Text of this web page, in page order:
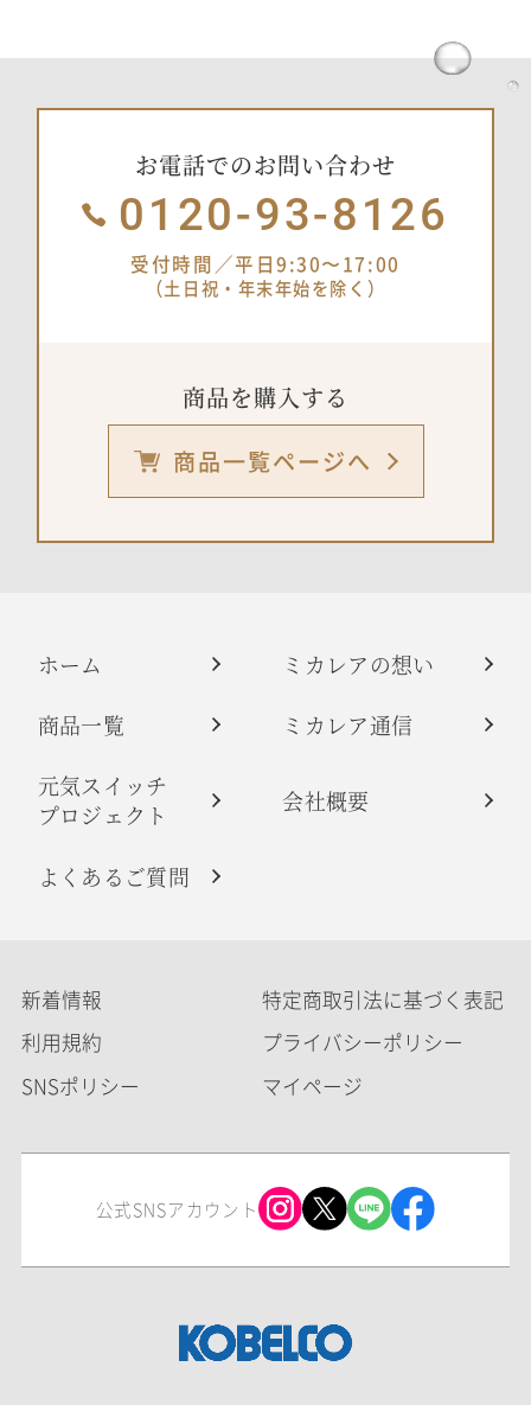
お電話でのお問い合わせ
0120-93-8126
受付時間／平日9:30〜17:00
（土日祝・年末年始を除く）
商品を購入する
商品一覧ページへ
ホーム
ミカレアの想い
商品一覧
ミカレア通信
元気スイッチ
プロジェクト
会社概要
よくあるご質問
新着情報
特定商取引法に基づく表記
利用規約
プライバシーポリシー
SNSポリシー
マイページ
公式SNSアカウント